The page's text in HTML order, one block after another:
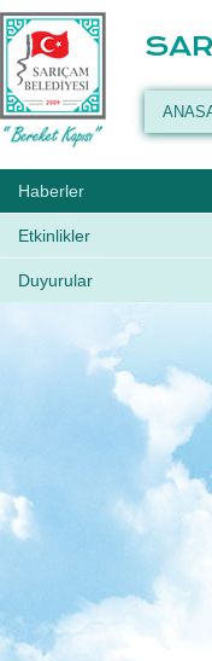
Haberler
Etkinlikler
Duyurular